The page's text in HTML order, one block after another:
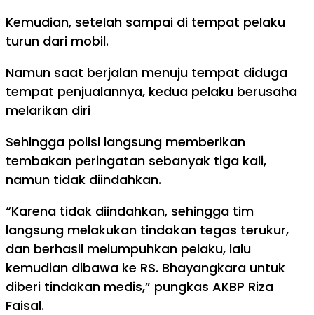
Kemudian, setelah sampai di tempat pelaku
turun dari mobil.
Namun saat berjalan menuju tempat diduga
tempat penjualannya, kedua pelaku berusaha
melarikan diri
Sehingga polisi langsung memberikan
tembakan peringatan sebanyak tiga kali,
namun tidak diindahkan.
“Karena tidak diindahkan, sehingga tim
langsung melakukan tindakan tegas terukur,
dan berhasil melumpuhkan pelaku, lalu
kemudian dibawa ke RS. Bhayangkara untuk
diberi tindakan medis,” pungkas AKBP Riza
Faisal.